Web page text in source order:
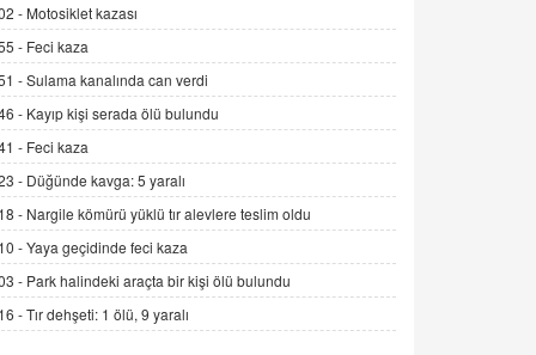
ADEM AKÖL
Esed Destekçilerinin Yüzüne Vurulan
Şamar: Sednaya
11.12.2024 12:30
DR. EKREM ASLAN
Gerçek Ne, Algı Ne? "Beraber
Yürüyoruz" Cümlesinin Peşinden
19.07.2025 12:45
GÖNÜL MENEKŞE
Şifacının Yolu
04.11.2025 12:56
- Motosiklet kazası
- Feci kaza
-Sulama kanalında can verdi
- Kayıp kişi serada ölü bulundu
- Feci kaza
- Düğünde kavga: 5 yaralı
- Nargile kömürü yüklü tır alevlere teslim oldu
-Yaya geçidinde feci kaza
- Park halindeki araçta bir kişi ölü bulundu
-Tır dehşeti: 1 ölü, 9 yaralı